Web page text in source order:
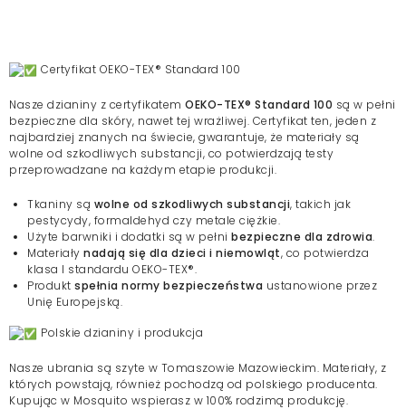
Certyfikat OEKO-TEX® Standard 100
Nasze dzianiny z certyfikatem OEKO-TEX® Standard 100 są w pełni
bezpieczne dla skóry, nawet tej wrażliwej. Certyfikat ten, jeden z
najbardziej znanych na świecie, gwarantuje, że materiały są
wolne od szkodliwych substancji, co potwierdzają testy
przeprowadzane na każdym etapie produkcji.
Tkaniny są wolne od szkodliwych substancji, takich jak
pestycydy, formaldehyd czy metale ciężkie.
Użyte barwniki i dodatki są w pełni bezpieczne dla zdrowia.
Materiały nadają się dla dzieci i niemowląt, co potwierdza
klasa I standardu OEKO-TEX®.
Produkt spełnia normy bezpieczeństwa ustanowione przez
Unię Europejską.
Polskie dzianiny i produkcja
Nasze ubrania są szyte w Tomaszowie Mazowieckim. Materiały, z
których powstają, również pochodzą od polskiego producenta.
Kupując w Mosquito wspierasz w 100% rodzimą produkcję.